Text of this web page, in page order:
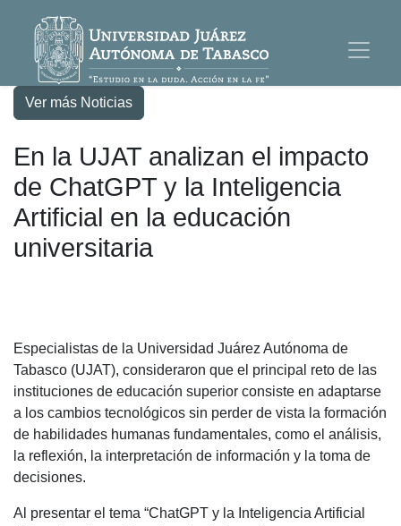
Ver más Noticias
En la UJAT analizan el impacto
de ChatGPT y la Inteligencia
Artificial en la educación
universitaria
Especialistas de la Universidad Juárez Autónoma de
Tabasco (UJAT), consideraron que el principal reto de las
instituciones de educación superior consiste en adaptarse
a los cambios tecnológicos sin perder de vista la formación
de habilidades humanas fundamentales, como el análisis,
la reflexión, la interpretación de información y la toma de
decisiones.
Al presentar el tema “ChatGPT y la Inteligencia Artificial